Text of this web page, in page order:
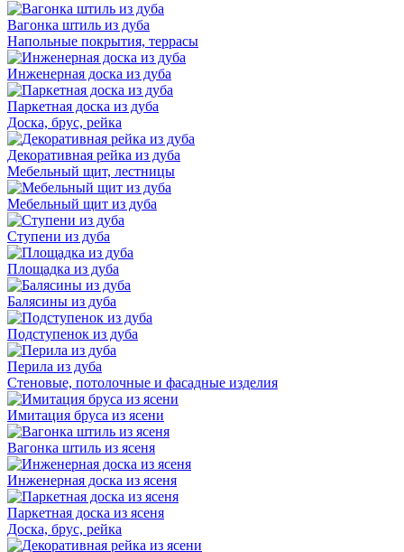
Вагонка штиль из дуба
Напольные покрытия, террасы
Инженерная доска из дуба
Паркетная доска из дуба
Доска, брус, рейка
Декоративная рейка из дуба
Мебельный щит, лестницы
Мебельный щит из дуба
Ступени из дуба
Площадка из дуба
Балясины из дуба
Подступенок из дуба
Перила из дуба
Стеновые, потолочные и фасадные изделия
Имитация бруса из ясени
Вагонка штиль из ясеня
Инженерная доска из ясеня
Паркетная доска из ясеня
Доска, брус, рейка